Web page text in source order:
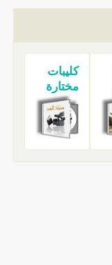
كليبات
مختارة